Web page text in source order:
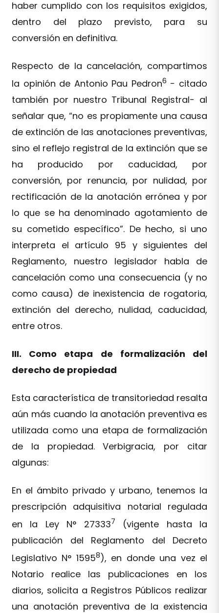
haber cumplido con los requisitos exigidos,
dentro del plazo previsto, para su
conversión en definitiva.
Respecto de la cancelación, compartimos
la opinión de Antonio Pau Pedron6 − citado
también por nuestro Tribunal Registral− al
señalar que, “no es propiamente una causa
de extinción de las anotaciones preventivas,
sino el reflejo registral de la extinción que se
ha producido por caducidad, por
conversión, por renuncia, por nulidad, por
rectificación de la anotación errónea y por
lo que se ha denominado agotamiento de
su cometido específico”. De hecho, si uno
interpreta el artículo 95 y siguientes del
Reglamento, nuestro legislador habla de
cancelación como una consecuencia (y no
como causa) de inexistencia de rogatoria,
extinción del derecho, nulidad, caducidad,
entre otros.
III. Como etapa de formalización del
derecho de propiedad
Esta característica de transitoriedad resalta
aún más cuando la anotación preventiva es
utilizada como una etapa de formalización
de la propiedad. Verbigracia, por citar
algunas:
En el ámbito privado y urbano, tenemos la
prescripción adquisitiva notarial regulada
en la Ley N° 273337
(vigente hasta la
publicación del Reglamento del Decreto
Legislativo N° 15958), en donde una vez el
Notario realice las publicaciones en los
diarios, solicita a Registros Públicos realizar
una anotación preventiva de la existencia